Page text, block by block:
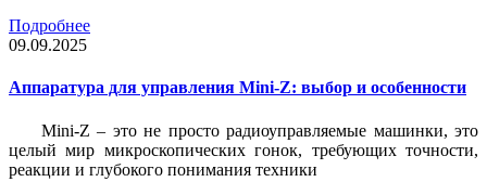
Подробнее
09.09.2025
Аппаратура для управления Mini-Z: выбор и особенности
Mini-Z – это не просто радиоуправляемые машинки, это
целый мир микроскопических гонок, требующих точности,
реакции и глубокого понимания техники